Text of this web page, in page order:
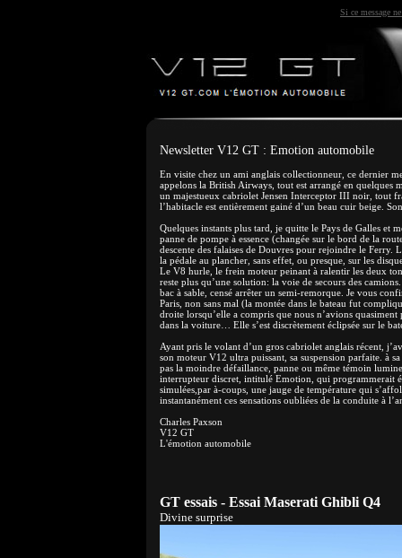
Si ce message
Newsletter V12 GT : Emotion automobile
En visite chez un ami anglais collectionneur, ce dernier
appelons la British Airways, tout est arrangé en quelques
un majestueux cabriolet Jensen Interceptor III noir, tout
l’habitacle est entièrement gainé d’un beau cuir beige.
Quelques instants plus tard, je quitte le Pays de Galles et
panne de pompe à essence (changée sur le bord de la
descente des falaises de Douvres pour rejoindre le Ferry.
la pédale au plancher, sans effet, ou presque, sur les
Le V8 hurle, le frein moteur peinant à ralentir les deux
reste plus qu’une solution: la voie de secours des
bac à sable, censé arrêter un semi-remorque. Je vous
Paris, non sans mal (la montée dans le bateau fut
droite lorsqu’elle a compris que nous n’avions
dans la voiture… Elle s’est discrètement éclipsée sur le
Ayant pris le volant d’un gros cabriolet anglais récent,
son moteur V12 ultra puissant, sa suspension parfaite. à
pas la moindre défaillance, panne ou même témoin
interrupteur discret, intitulé Emotion, qui programmerait
simulées,par à-coups, une jauge de température qui
instantanément ces sensations oubliées de la conduite à
Charles Paxson
V12 GT
L'émotion automobile
GT essais - Essai Maserati Ghibli Q4
Divine surprise